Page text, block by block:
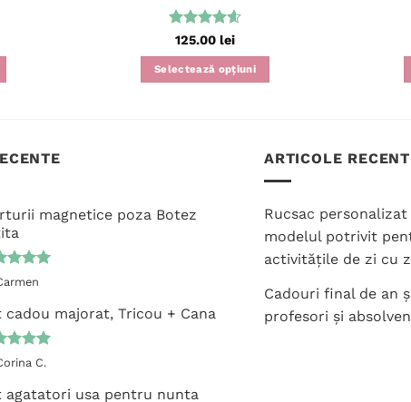
Evaluat la
125.00 lei
Selectează opțiuni
pagina
magnetice poza Botez
la
cadou majorat, Tricou + Cana
laC.
agatatori usa pentru nunta
ARTICOLE
Rucsac
modelul potrivit
activitățile de zi cu
Cadouri final de an
profesori și